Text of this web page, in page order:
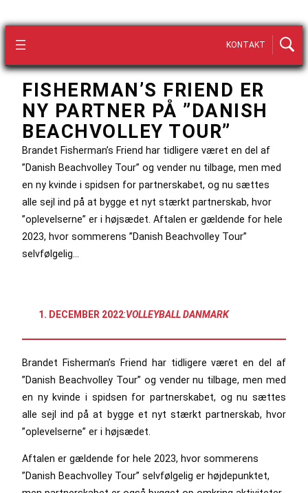
KONTAKT
FISHERMAN’S FRIEND ER
NY PARTNER PÅ ”DANISH
BEACHVOLLEY TOUR”
Brandet Fisherman’s Friend har tidligere været en del af
”Danish Beachvolley Tour” og vender nu tilbage, men med
en ny kvinde i spidsen for partnerskabet, og nu sættes
alle sejl ind på at bygge et nyt stærkt partnerskab, hvor
”oplevelserne” er i højsædet. Aftalen er gældende for hele
2023, hvor sommerens ”Danish Beachvolley Tour”
selvfølgelig…
1. DECEMBER 2022:VOLLEYBALL DANMARK
Brandet Fisherman’s Friend har tidligere været en del af
”Danish Beachvolley Tour” og vender nu tilbage, men med
en ny kvinde i spidsen for partnerskabet, og nu sættes
alle sejl ind på at bygge et nyt stærkt partnerskab, hvor
”oplevelserne” er i højsædet.
Aftalen er gældende for hele 2023, hvor sommerens
”Danish Beachvolley Tour” selvfølgelig er højdepunktet,